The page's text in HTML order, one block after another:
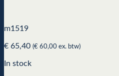
m1519
€ 65,40 (€ 60,00 ex. btw)
In stock